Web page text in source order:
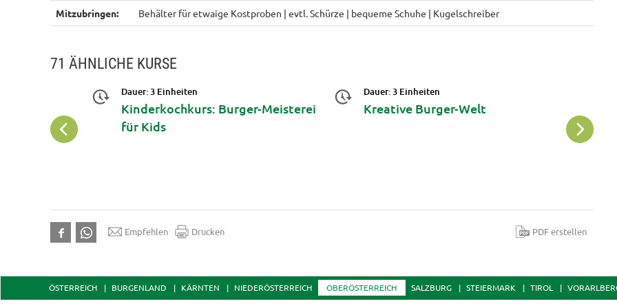
Mitzubringen: Behälter für etwaige Kostproben | evtl. Schürze | bequeme Schuhe | Kugelschreiber
71 ÄHNLICHE KURSE
Dauer: 3 Einheiten
Kinderkochkurs: Burger-Meisterei
für Kids
Dauer: 3 Einheiten
Kreative Burger-Welt
Empfehlen Drucken PDF erstellen
ÖSTERREICH BURGENLAND KÄRNTEN NIEDERÖSTERREICH OBERÖSTERREICH SALZBURG STEIERMARK TIROL